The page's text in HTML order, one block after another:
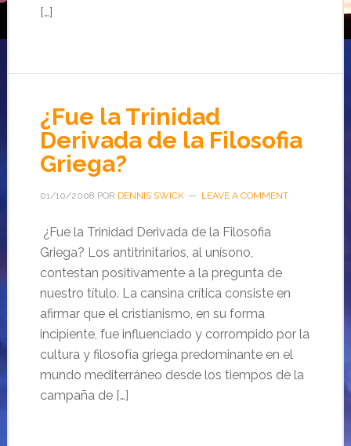
[…]
¿Fue la Trinidad
Derivada de la Filosofia
Griega?
01/10/2008 POR DENNIS SWICK LEAVE A COMMENT
¿Fue la Trinidad Derivada de la Filosofia
Griega? Los antitrinitarios, al unísono,
contestan positivamente a la pregunta de
nuestro título. La cansina crítica consiste en
afirmar que el cristianismo, en su forma
incipiente, fue influenciado y corrompido por la
cultura y filosofía griega predominante en el
mundo mediterráneo desde los tiempos de la
campaña de […]